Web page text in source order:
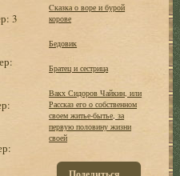
3
Cказка о воре и бурой
корове
Бедовик
Братец и сестрица
Вакх Сидоров Чайкин, или
Рассказ его о собственном
своем житье-бытье, за
первую половину жизни
своей